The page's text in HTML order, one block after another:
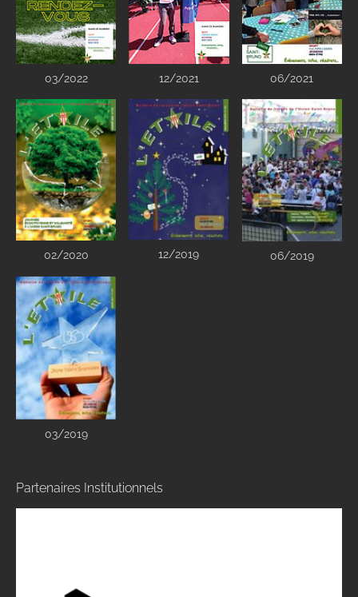
03/2022 12/2021 06/2021
02/2020 12/2019 06/2019
03/2019
Partenaires Institutionnels